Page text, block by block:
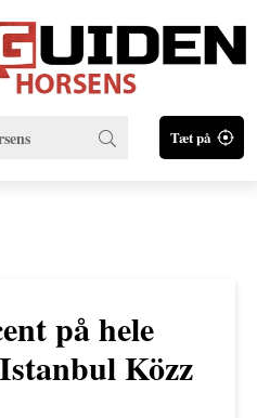
Tæt på
på hele
Közz